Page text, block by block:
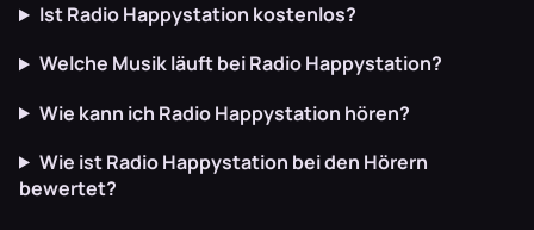
Ist Radio Happystation kostenlos?
Welche Musik läuft bei Radio Happystation?
Wie kann ich Radio Happystation hören?
Wie ist Radio Happystation bei den Hörern
bewertet?